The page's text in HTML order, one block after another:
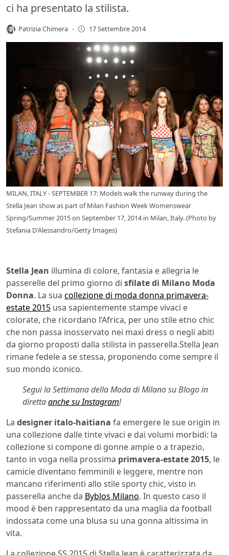
ci ha presentato la stilista.
Patrizia Chimera - 17 Settembre 2014
MILAN, ITALY - SEPTEMBER 17: Models walk the runway during the
Stella Jean show as part of Milan Fashion Week Womenswear
Spring/Summer 2015 on September 17, 2014 in Milan, Italy. (Photo by
Stefania D'Alessandro/Getty Images)
Stella Jean illumina di colore, fantasia e allegria le
passerelle del primo giorno di sfilate di Milano Moda
Donna. La sua collezione di moda donna primavera-
estate 2015 usa sapientemente stampe vivaci e
colorate, che ricordano l’Africa, per uno stile etno chic
che non passa inosservato nei maxi dress o negli abiti
da giorno proposti dalla stilista in passerella.Stella Jean
rimane fedele a se stessa, proponendo come sempre il
suo mondo iconico.
Segui la Settimana della Moda di Milano su Blogo in
direttaanche su Instagram!
La designer italo-haitiana fa emergere le sue origin in
una collezione dalle tinte vivaci e dai volumi morbidi: la
collezione si compone di gonne ampie o a trapezio,
tanto in voga nella prossima primavera-estate 2015, le
camicie diventano femminili e leggere, mentre non
mancano riferimenti allo stile sporty chic, visto in
passerella anche da Byblos Milano. In questo caso il
mood è ben rappresentato da una maglia da football
indossata come una blusa su una gonna altissima in
vita.